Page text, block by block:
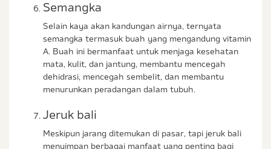
Semangka
Selain kaya akan kandungan airnya, ternyata
semangka termasuk buah yang mengandung vitamin
A. Buah ini bermanfaat untuk menjaga kesehatan
mata, kulit, dan jantung, membantu mencegah
dehidrasi, mencegah sembelit, dan membantu
menurunkan peradangan dalam tubuh.
Jeruk bali
Meskipun jarang ditemukan di pasar, tapi jeruk bali
menyimpan berbagai manfaat yang penting bagi